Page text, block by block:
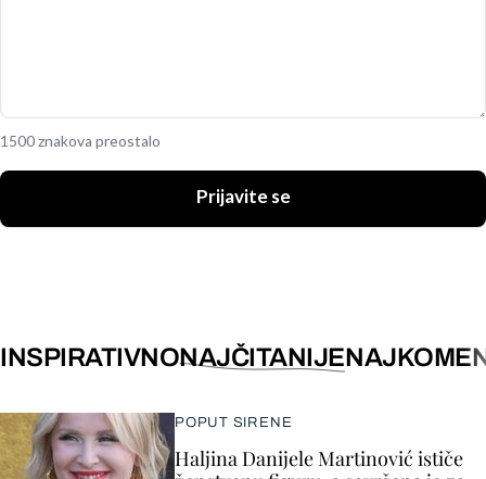
1500 znakova preostalo
Prijavite se
INSPIRATIVNONAJČITANIJE
POPUT SIRENE
Haljina Danijele Martinović ističe